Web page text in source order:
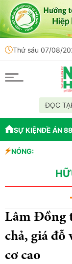
Thứ sáu 07/08/
ĐỌC
SỰ KIỆNĐỀ ÁN
NÓNG:
Lâm Đồng
chả, giá đỗ
cơ cao